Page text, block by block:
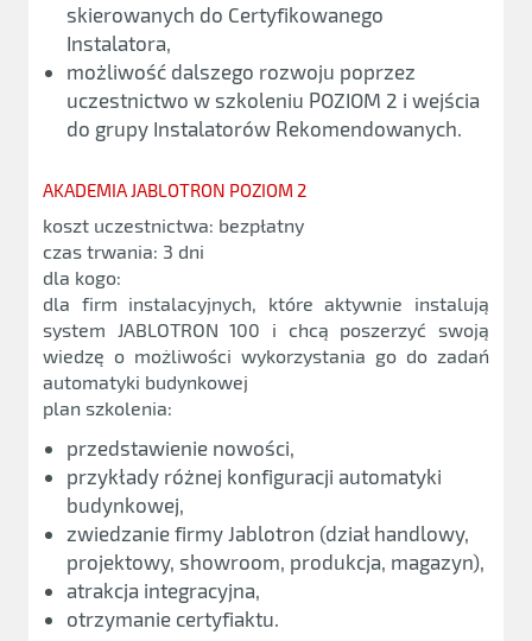
skierowanych do Certyfikowanego
Instalatora,
możliwość dalszego rozwoju poprzez
uczestnictwo w szkoleniu POZIOM 2 i wejścia
do grupy Instalatorów Rekomendowanych.
AKADEMIA JABLOTRON POZIOM 2
koszt uczestnictwa: bezpłatny
czas trwania: 3 dni
dla kogo:
dla firm instalacyjnych, które aktywnie instalują
system JABLOTRON 100 i chcą poszerzyć swoją
wiedzę o możliwości wykorzystania go do zadań
automatyki budynkowej
plan szkolenia:
przedstawienie nowości,
przykłady różnej konfiguracji automatyki
budynkowej,
zwiedzanie firmy Jablotron (dział handlowy,
projektowy, showroom, produkcja, magazyn),
atrakcja integracyjna,
otrzymanie certyfiaktu.